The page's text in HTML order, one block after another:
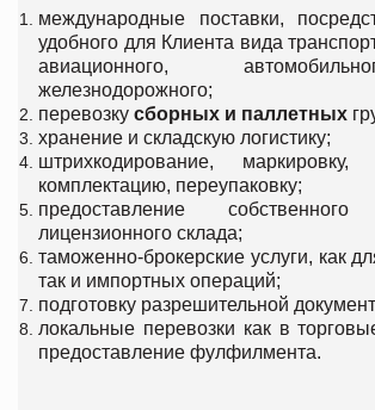
международные поставки,
удобного для Клиента вида
авиационного,
железнодорожного;
перевозку сборных и паллетных
хранение и складскую логистику;
штрихкодирование,
комплектацию, переупаковку;
предоставление
лицензионного склада;
таможенно-брокерские услуги, как
так и импортных операций;
подготовку разрешительной
локальные перевозки как в
предоставление фулфилмента.